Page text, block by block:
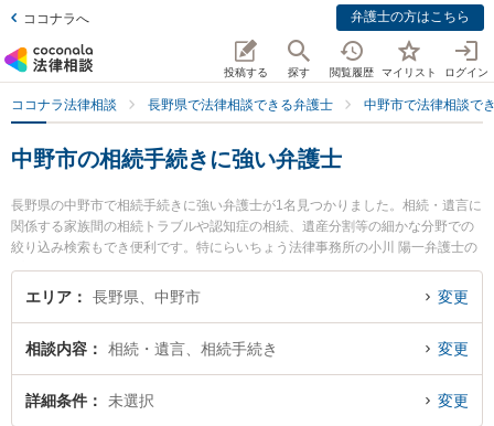
ココナラへ 弁護士の方はこちら
投稿する 探す 閲覧履歴 マイリスト ログイン
ココナラ法律相談 長野県で法律相談できる弁護士 中野市で法律相談で
中野市の相続手続きに強い弁護士
長野県の中野市で相続手続きに強い弁護士が1名見つかりました。相続・遺言に
関係する家族間の相続トラブルや認知症の相続、遺産分割等の細かな分野での
絞り込み検索もでき便利です。特にらいちょう法律事務所の小川 陽一弁護士の
プロフィール情報や弁護士費用、強みなどが注目されています。『中野市で土
日や夜間に発生した相続手続きのトラブルを今すぐに弁護士に相談したい』
などでお困りの相談者さんにおすすめです。
エリア 長野県、中野市 変更
相談内容 相続・遺言、相続手続き 変更
詳細条件 未選択 変更